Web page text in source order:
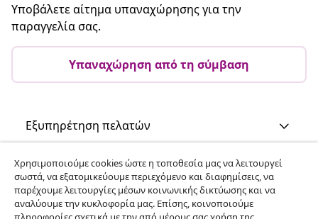
Υποβάλετε αίτημα υπαναχώρησης για την
παραγγελία σας.
Υπαναχώρηση από τη σύμβαση
Εξυπηρέτηση πελατών
Επιχείρηση
vidaXL
Χρησιμοποιούμε cookies ώστε η τοποθεσία μας να λειτουργεί
σωστά, να εξατομικεύουμε περιεχόμενο και διαφημίσεις, να
παρέχουμε λειτουργίες μέσων κοινωνικής δικτύωσης και να
αναλύουμε την κυκλοφορία μας. Επίσης, κοινοποιούμε